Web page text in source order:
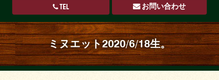
TEL お問い合わせ
ミヌエット2020/6/18生。